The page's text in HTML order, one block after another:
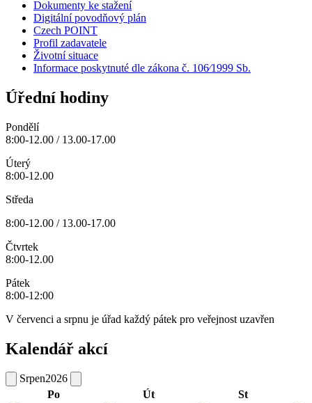
Dokumenty ke stažení
Digitální povodňový plán
Czech POINT
Profil zadavatele
Životní situace
Informace poskytnuté dle zákona č. 106⁄1999 Sb.
Úřední hodiny
Pondělí
8:00-12.00 / 13.00-17.00
Úterý
8:00-12.00
Středa
8:00-12.00 / 13.00-17.00
Čtvrtek
8:00-12.00
Pátek
8:00-12:00
V červenci a srpnu je úřad každý pátek pro veřejnost uzavřen
Kalendář akcí
Srpen2026
Po
Út
St